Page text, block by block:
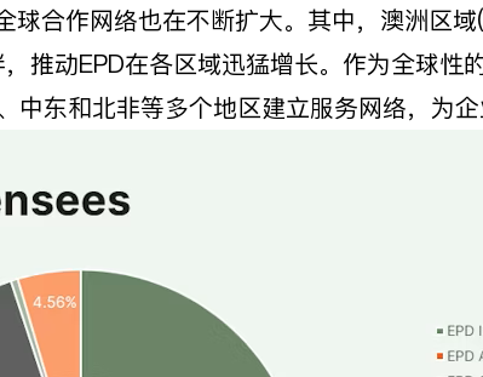
球合作网络也在不断扩大。其中，澳洲
推动EPD在各区域迅猛增长。作为全球性
中东和北非等多个地区建立服务网络，为企